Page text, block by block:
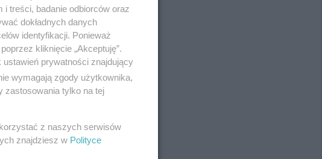
- 100-
treści, badanie odbiorców oraz
dokładnych danych
identyfikacji. Ponieważ
kliknięcie „Akceptuję”.
prywatności znajdujący
wymagają zgody użytkownika,
zastosowania tylko na tej
z naszych serwisów
znajdziesz w Polityce